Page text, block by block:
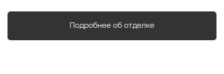
Подробнее об отделке